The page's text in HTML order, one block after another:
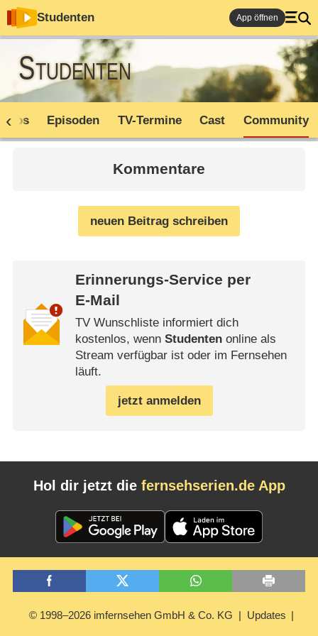
Studenten App öffnen
Studenten
Infos Episoden TV-Termine Cast Community
Kommentare
neuen Beitrag schreiben
Erinnerungs-Service per
E-Mail
TV Wunschliste informiert dich
kostenlos, wenn Studentenonline als
Stream verfügbar ist oder im Fernsehen
läuft.
jetzt anmelden
Hol dir jetzt die fernsehserien.de App
© 1998–2026 imfernsehen GmbH & Co. KG Updates